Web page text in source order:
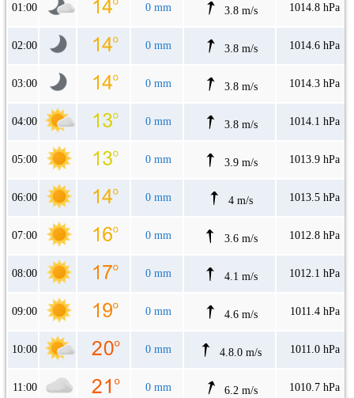
01:00 0 mm 3.8 m/s 1014.8 hPa
02:00 0 mm 3.8 m/s 1014.6 hPa
03:00 0 mm 3.8 m/s 1014.3 hPa
04:00 0 mm 3.8 m/s 1014.1 hPa
05:00 0 mm 3.9 m/s 1013.9 hPa
06:00 0 mm 4 m/s 1013.5 hPa
07:00 0 mm 3.6 m/s 1012.8 hPa
08:00 0 mm 4.1 m/s 1012.1 hPa
09:00 0 mm 4.6 m/s 1011.4 hPa
10:00 0 mm 4.8.0 m/s 1011.0 hPa
11:00 0 mm 6.2 m/s 1010.7 hPa